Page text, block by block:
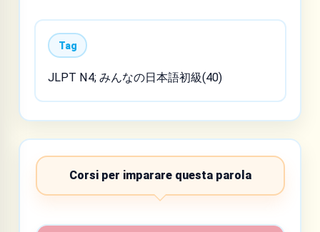
Tag
JLPT N4; みんなの日本語初級(40)
Corsi per imparare questa parola